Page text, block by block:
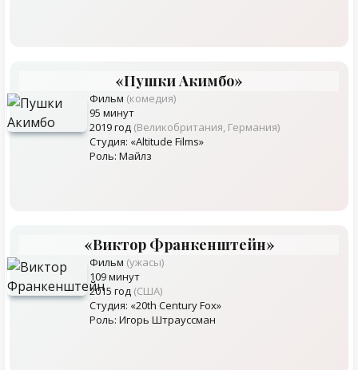
«Пушки Акимбо»
Фильм (комедия)
95 минут
2019 год (Великобритания, Германия)
Студия: «Altitude Films»
Роль: Майлз
«Виктор Франкенштейн»
Фильм (ужасы)
109 минут
2015 год (США)
Студия: «20th Century Fox»
Роль: Игорь Штрауссман